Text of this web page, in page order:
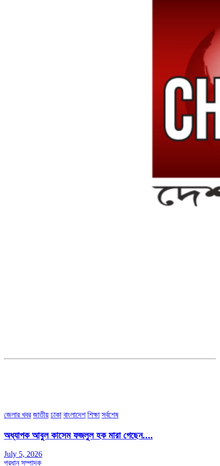
জেলার খবর জাতীয় ঢাকা বাংলাদেশ শিক্ষা সর্বশেষ
অধ্যাপক আবুল কাসেম ফজলুল হক মারা গেছেন….
July 5, 2026
প্রধান সম্পাদক